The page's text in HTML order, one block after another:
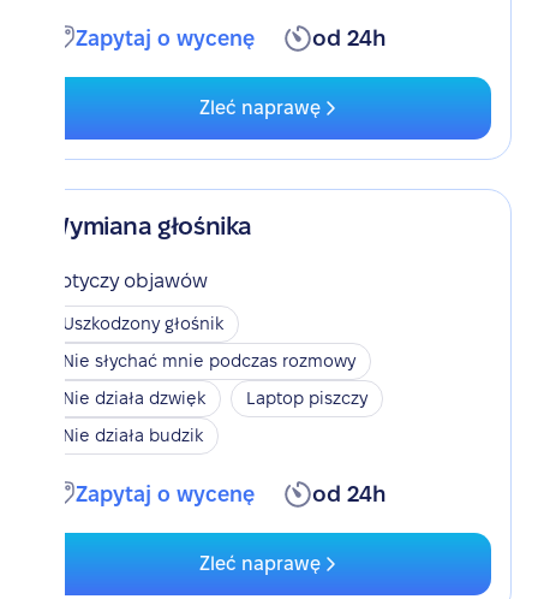
Zapytaj o wycenę od 24h
Zleć naprawę
Wymiana głośnika
Dotyczy objawów
Uszkodzony głośnik
Nie słychać mnie podczas rozmowy
Nie działa dzwięk
Laptop piszczy
Nie działa budzik
Zapytaj o wycenę od 24h
Zleć naprawę